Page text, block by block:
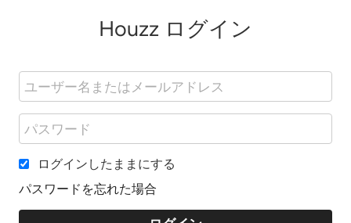
Houzz ログイン
ログインしたままにする
パスワードを忘れた場合